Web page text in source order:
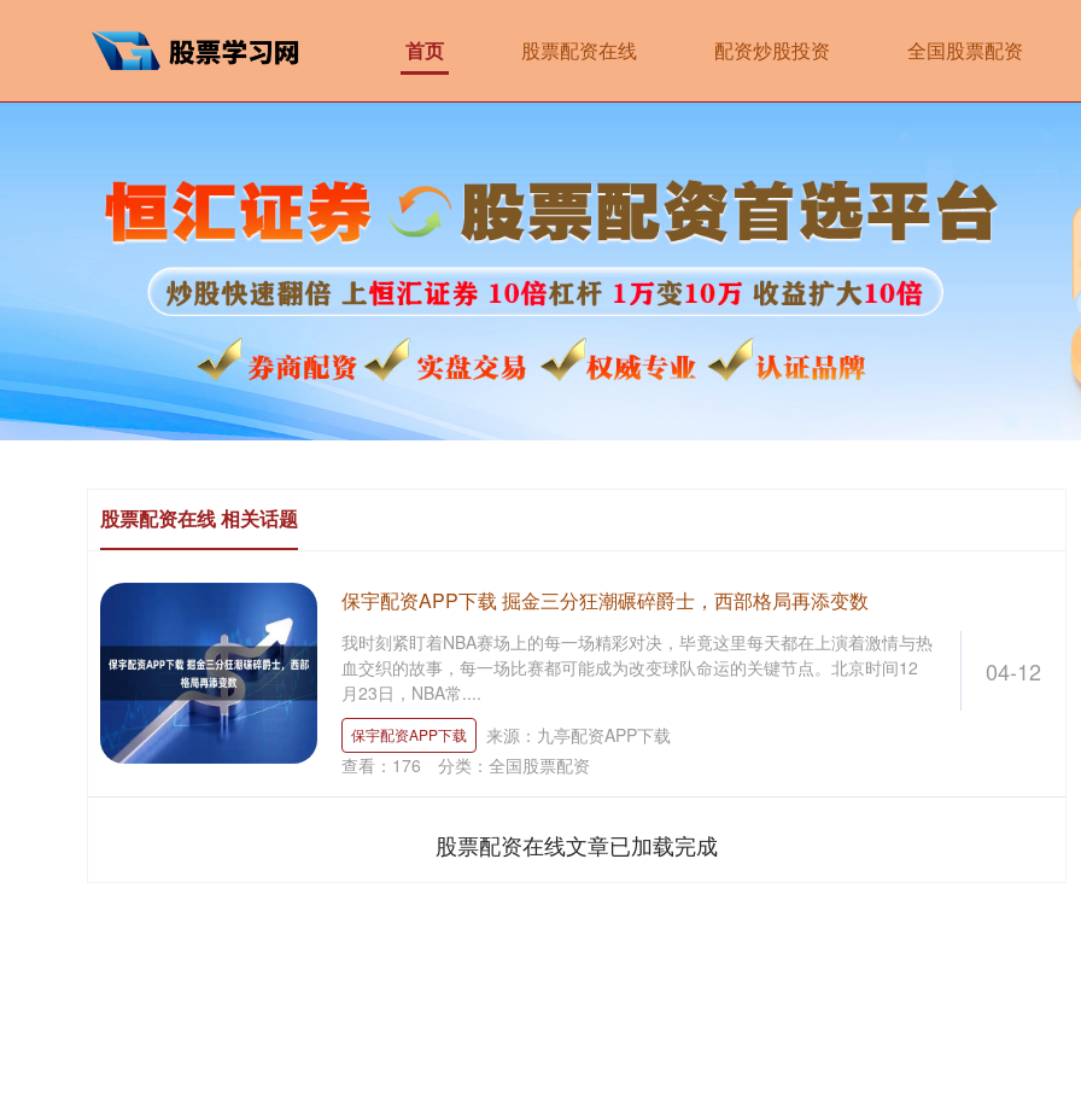
首页 股票配资在线 配资炒股投资 全国股票配资
股票配资在线 相关话题
04-12
保宇配资APP下载 掘金三分狂潮碾碎爵士，西部格局再添变数
我时刻紧盯着NBA赛场上的每一场精彩对决，毕竟这里每天都在上演着激情与热
血交织的故事，每一场比赛都可能成为改变球队命运的关键节点。北京时间12
月23日，NBA常....
保宇配资APP下载
来源：九亭配资APP下载
查看： 176 分类： 全国股票配资
股票配资在线文章已加载完成